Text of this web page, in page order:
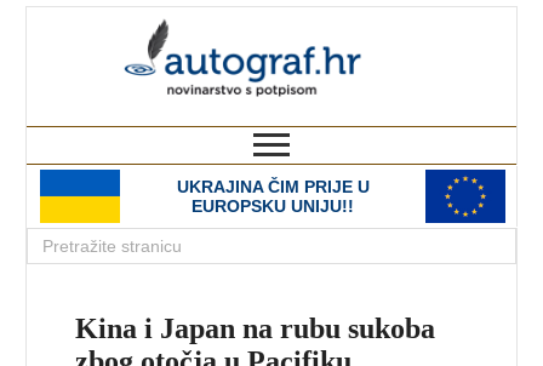
UKRAJINA ČIM PRIJE U
EUROPSKU UNIJU!!
Kina i Japan na rubu sukoba